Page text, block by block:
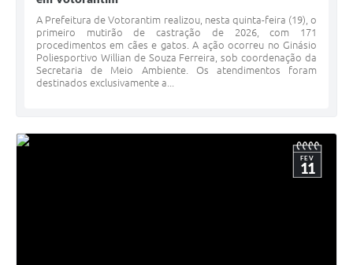
A Prefeitura de Votorantim realizou, nesta quinta-feira (19), o
primeiro mutirão de castração de 2026, com 171
procedimentos em cães e gatos. A ação ocorreu no Ginásio
Poliesportivo Willian de Souza Ferreira, sob coordenação da
Secretaria de Meio Ambiente. Os atendimentos foram
destinados exclusivamente a...
FEV
11